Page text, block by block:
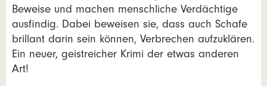
Beweise und machen menschliche Verdächtige
ausfindig. Dabei beweisen sie, dass auch Schafe
brillant darin sein können, Verbrechen aufzuklären.
Ein neuer, geistreicher Krimi der etwas anderen
Art!